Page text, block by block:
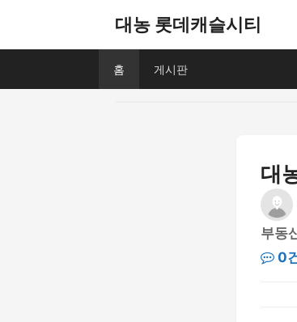
대농 롯데캐슬시티
홈 게시판
대
부동
0